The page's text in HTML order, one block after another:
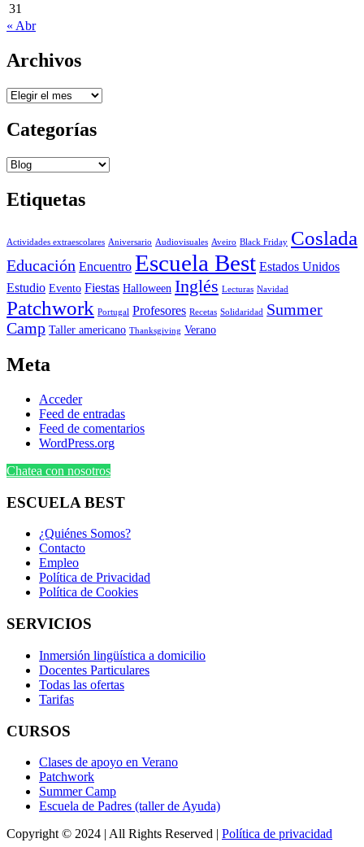
31
« Abr
Archivos
Archivos
Categorías
Categorías
Etiquetas
Actividades extraescolares Aniversario Audiovisuales Aveiro Black Friday Coslada
Educación Encuentro Escuela Best Estados Unidos
Estudio Evento Fiestas Halloween Inglés Lecturas Navidad
Patchwork Portugal Profesores Recetas Solidaridad
Summer
Camp Taller americano Thanksgiving Verano
Meta
Acceder
Feed de entradas
Feed de comentarios
WordPress.org
Chatea con nosotros
ESCUELA BEST
¿Quiénes Somos?
Contacto
Empleo
Política de Privacidad
Política de Cookies
SERVICIOS
Inmersión lingüística a domicilio
Docentes Particulares
Todas las ofertas
Tarifas
CURSOS
Clases de apoyo en Verano
Patchwork
Summer Camp
Escuela de Padres (taller de Ayuda)
Copyright © 2024 | All Rights Reserved | Política de privacidad